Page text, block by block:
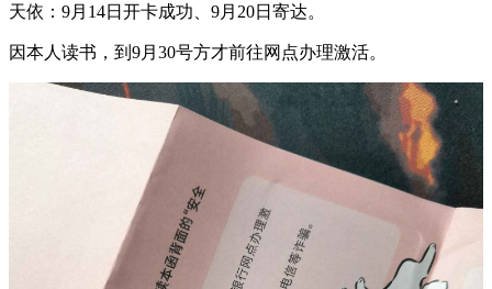
天依：9月14日开卡成功、9月20日寄达。
因本人读书，到9月30号方才前往网点办理激活。